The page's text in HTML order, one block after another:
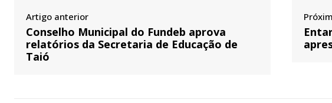
Artigo anterior
Conselho Municipal do Fundeb aprova
relatórios da Secretaria de Educação de
Taió